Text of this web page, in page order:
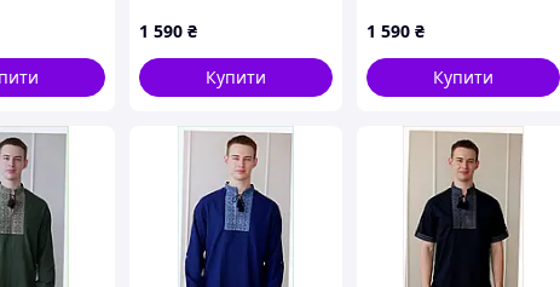
8613T9M16P
1 590 ₴
Купити
1 590 ₴
Купити